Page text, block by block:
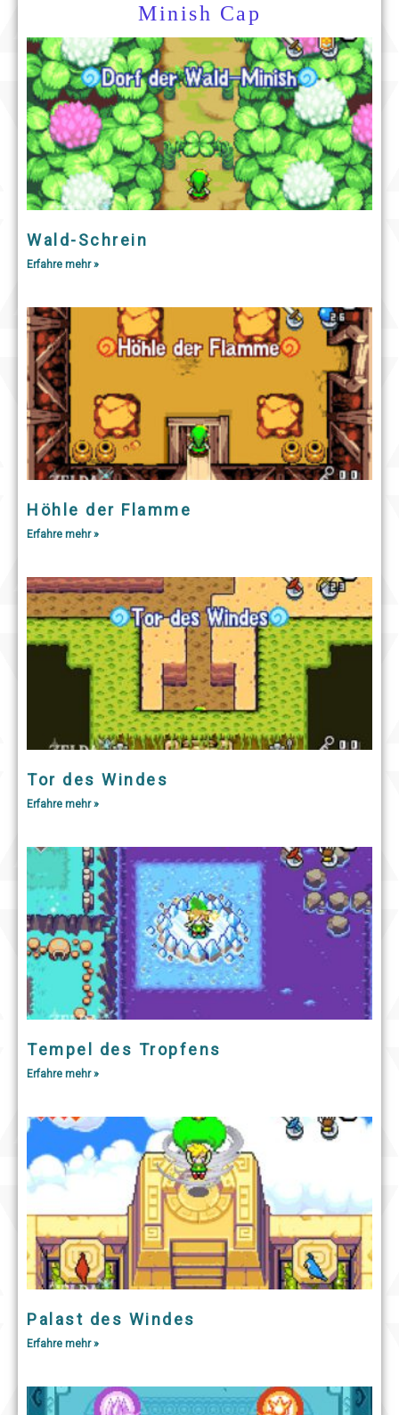
Minish Cap
Wald-Schrein
Erfahre mehr »
Höhle der Flamme
Erfahre mehr »
Tor des Windes
Erfahre mehr »
Tempel des Tropfens
Erfahre mehr »
Palast des Windes
Erfahre mehr »